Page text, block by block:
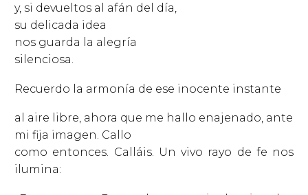
y, si devueltos al afán del día,
su delicada idea
nos guarda la alegría
silenciosa.
Recuerdo la armonía de ese inocente instante
al aire libre, ahora que me hallo enajenado, ante
mi fija imagen. Callo
como entonces. Calláis. Un vivo rayo de fe nos
ilumina: